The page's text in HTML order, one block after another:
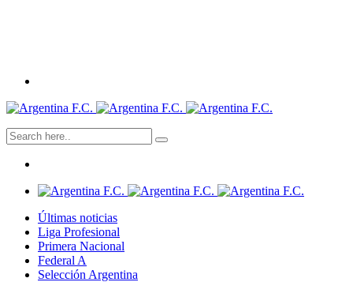
Últimas noticias
Liga Profesional
Primera Nacional
Federal A
Selección Argentina